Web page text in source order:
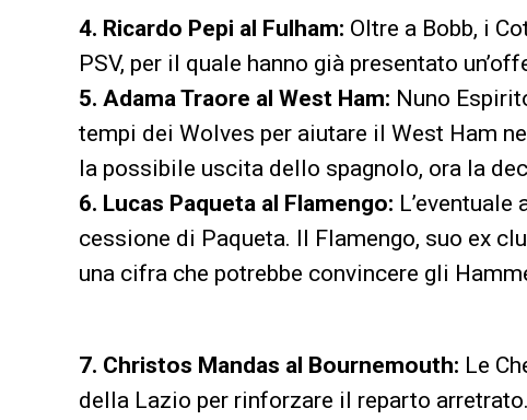
4. Ricardo Pepi al Fulham: Oltre a Bobb, i
PSV, per il quale hanno già presentato
5. Adama Traore al West Ham: Nuno
tempi dei Wolves per aiutare il West Ham
la possibile uscita dello spagnolo, ora la
6. Lucas Paqueta al Flamengo:
cessione di Paqueta. Il Flamengo, suo ex
una cifra che potrebbe convincere gli
7. Christos Mandas al Bournemouth: Le
della Lazio per rinforzare il reparto arretrato.